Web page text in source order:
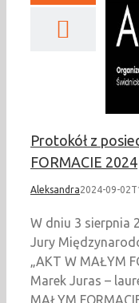
Protokół z
FORMACIE 2024
Aleksandra2024-09-
W dniu 3 sierpnia
Jury
„AKT W MAŁYM
Marek Juras –
MAŁYM